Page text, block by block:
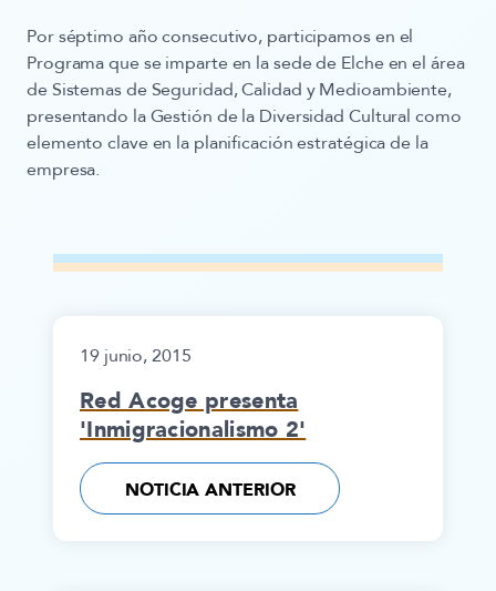
Por séptimo año consecutivo, participamosen el
Programa que se imparte en la sede de Elche en el área
de Sistemas de Seguridad, Calidad y Medioambiente,
presentando la Gestión de la Diversidad Cultural como
elemento clave en la planificación estratégica de la
empresa.
19 junio, 2015
Red Acoge presenta
'Inmigracionalismo 2'
NOTICIA ANTERIOR